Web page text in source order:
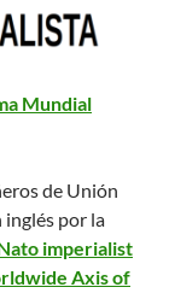
Mundial
de Unión
por la
imperialist
Axis of